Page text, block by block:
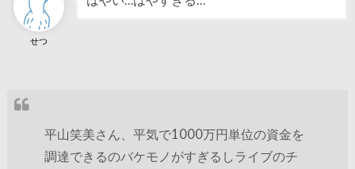
せつ
平山笑美さん、平気で1000万円単位の資金を
調達できるのバケモノがすぎるしライブのチ